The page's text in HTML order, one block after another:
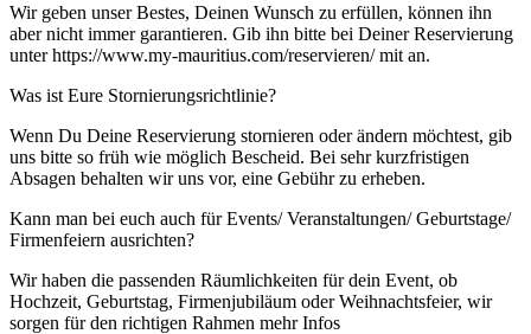
Wir geben unser Bestes, Deinen Wunsch zu erfüllen, können ihn
aber nicht immer garantieren. Gib ihn bitte bei Deiner Reservierung
unter https://www.my-mauritius.com/reservieren/ mit an.
Was ist Eure Stornierungsrichtlinie?
Wenn Du Deine Reservierung stornieren oder ändern möchtest, gib
uns bitte so früh wie möglich Bescheid. Bei sehr kurzfristigen
Absagen behalten wir uns vor, eine Gebühr zu erheben.
Kann man bei euch auch für Events/ Veranstaltungen/ Geburtstage/
Firmenfeiern ausrichten?
Wir haben die passenden Räumlichkeiten für dein Event, ob
Hochzeit, Geburtstag, Firmenjubiläum oder Weihnachtsfeier, wir
sorgen für den richtigen Rahmen mehr Infos